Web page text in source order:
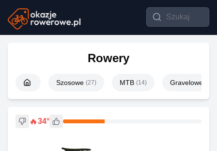
Rowery
Szosowe (27) MTB (14) Gravelowe
🔥34°